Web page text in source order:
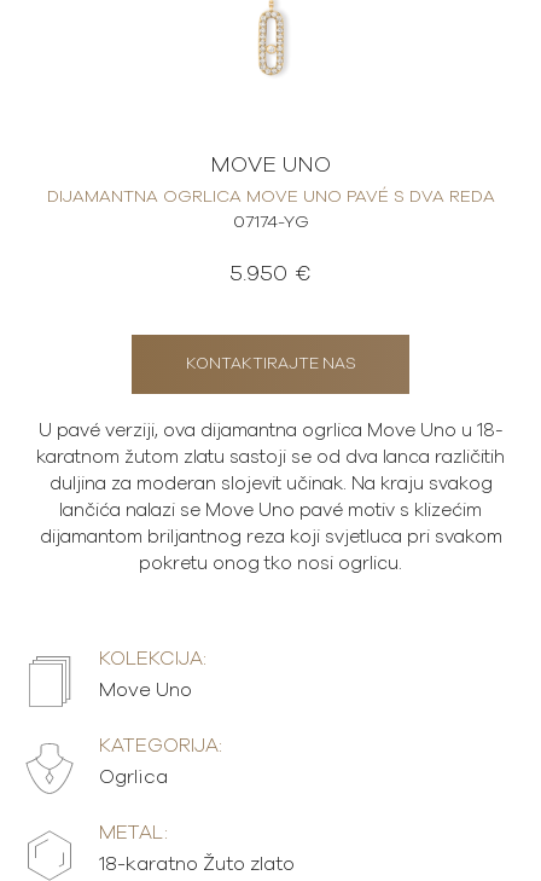
MOVE UNO
DIJAMANTNA OGRLICA MOVE UNO PAVÉ S DVA REDA
07174-YG
5.950 €
KONTAKTIRAJTE NAS
U pavé verziji, ova dijamantna ogrlica Move Uno u 18-
karatnom žutom zlatu sastoji se od dva lanca različitih
duljina za moderan slojevit učinak. Na kraju svakog
lančića nalazi se Move Uno pavé motiv s klizećim
dijamantom briljantnog reza koji svjetluca pri svakom
pokretu onog tko nosi ogrlicu.
KOLEKCIJA:
Move Uno
KATEGORIJA:
Ogrlica
METAL:
18-karatno Žuto zlato